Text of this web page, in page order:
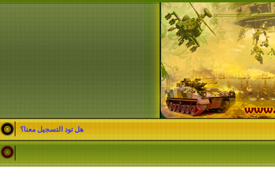
هل تود التسجيل معنا؟